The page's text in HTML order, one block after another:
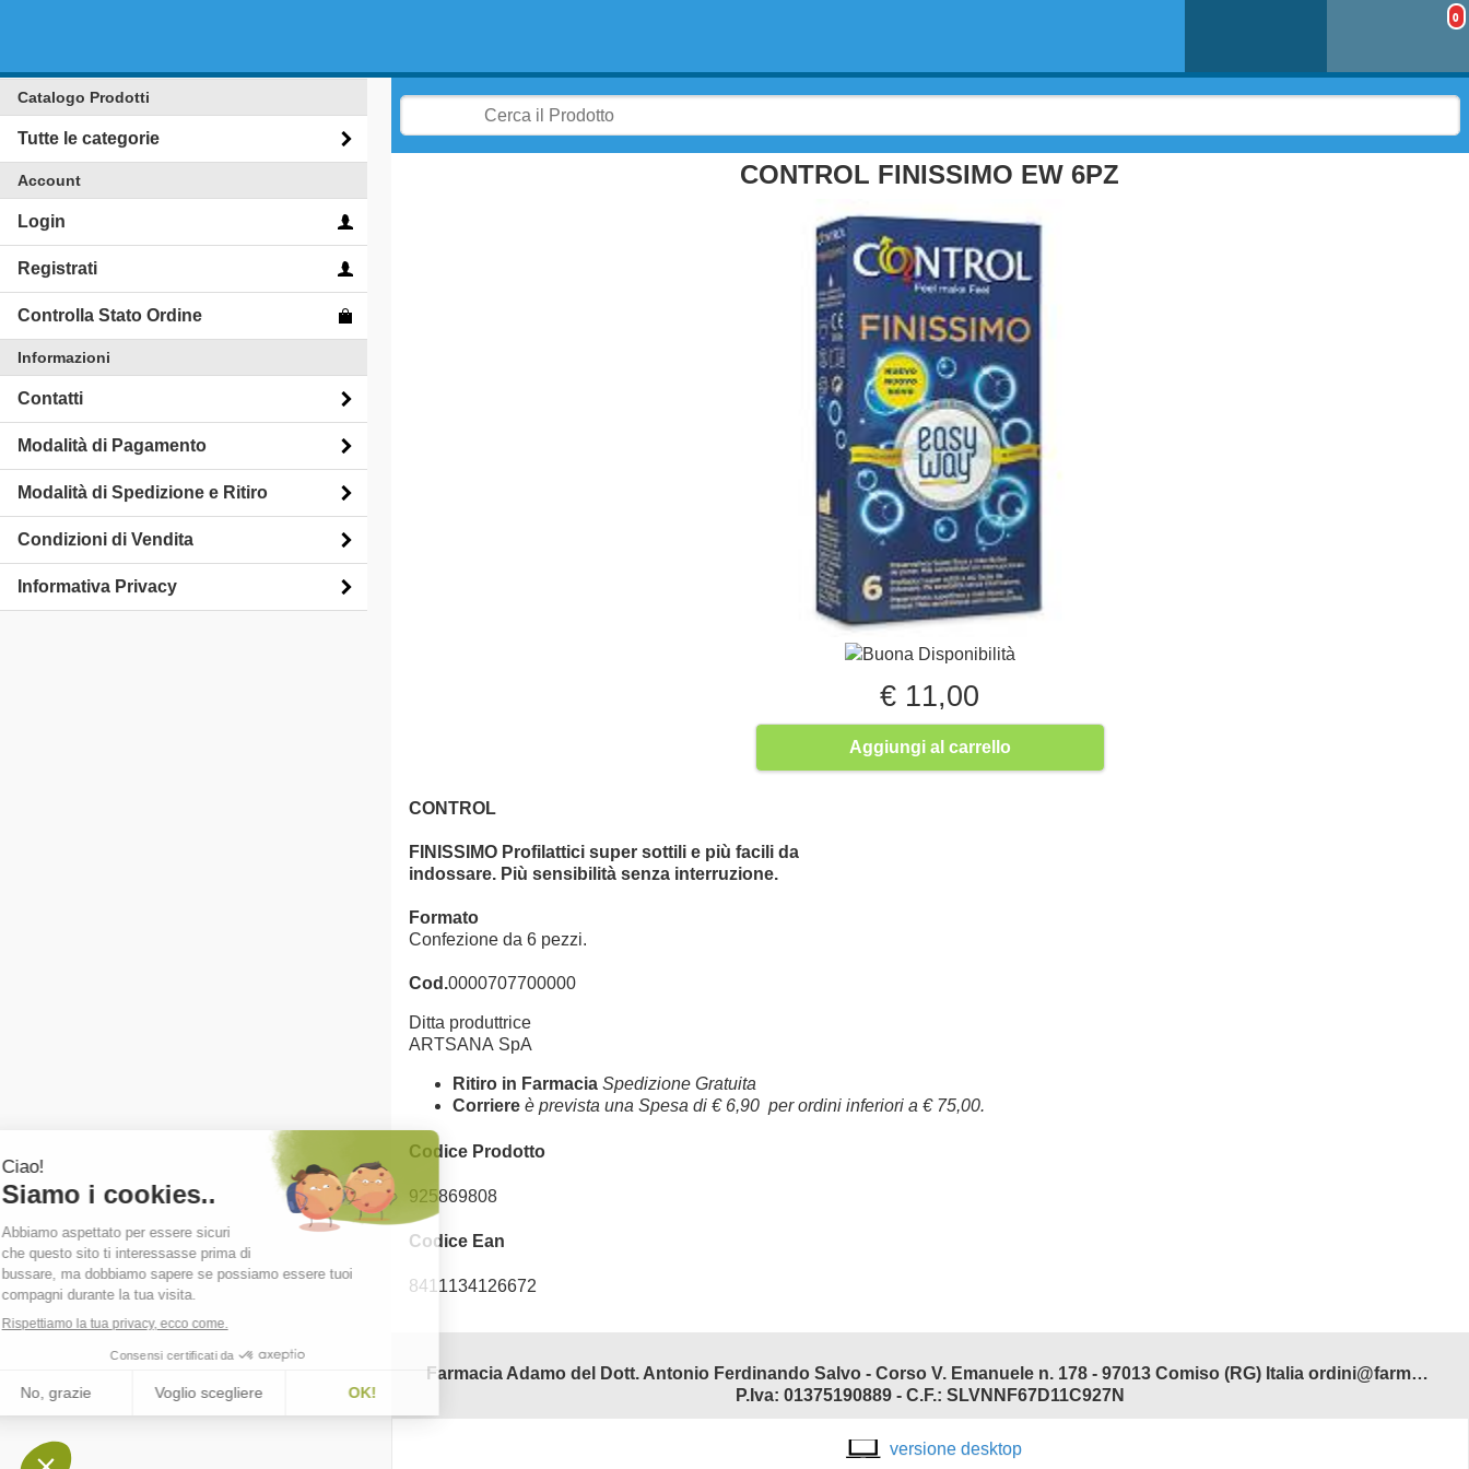
0
CONTROL FINISSIMO EW 6PZ
Buona Disponibilità
€ 11,00
Aggiungi al carrello
CONTROL
FINISSIMO Profilattici super sottili e più facili da
indossare. Più sensibilità senza interruzione.
Formato
Confezione da 6 pezzi.
Cod.0000707700000
Ditta produttrice
ARTSANA SpA
Ritiro in Farmacia Spedizione Gratuita
Corriere
è prevista una Spesa di € 6,90 per ordini inferiori a € 75,00.
Codice Prodotto
925869808
Codice Ean
8411134126672
Farmacia Adamo del Dott. Antonio Ferdinando Salvo - Corso V. Emanuele n. 178 - 97013 Comiso (RG) Italia ordini@farmaciadamonline.it
P.Iva: 01375190889 - C.F.: SLVNNF67D11C927N
versione desktop
Catalogo Prodotti
Tutte le categorie
Account
Login
Registrati
Controlla Stato Ordine
Informazioni
Contatti
Modalità di Pagamento
Modalità di Spedizione e Ritiro
Condizioni di Vendita
Informativa Privacy